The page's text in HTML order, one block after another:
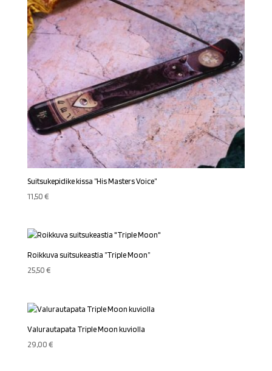
Suitsukepidike kissa ”His Masters Voice”
11,50€
Roikkuva suitsukeastia ”Triple Moon”
25,50€
Valurautapata Triple Moon kuviolla
29,00€